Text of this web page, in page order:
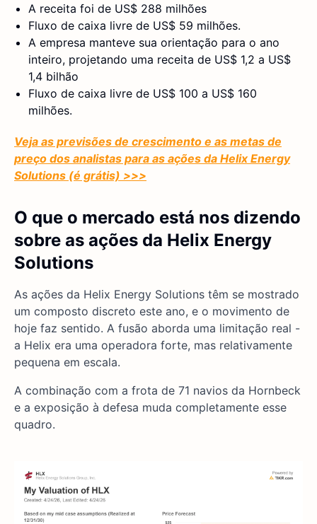
A receita foi de US$ 288 milhões
Fluxo de caixa livre de US$ 59 milhões.
A empresa manteve sua orientação para o ano
inteiro, projetando uma receita de US$ 1,2 a US$
1,4 bilhão
Fluxo de caixa livre de US$ 100 a US$ 160
milhões.
Veja as previsões de crescimento e as metas de
preço dos analistas para as ações da Helix Energy
Solutions (é grátis) >>>
O que o mercado está nos dizendo
sobre as ações da Helix Energy
Solutions
As ações da Helix Energy Solutions têm se mostrado
um composto discreto este ano, e o movimento de
hoje faz sentido. A fusão aborda uma limitação real -
a Helix era uma operadora forte, mas relativamente
pequena em escala.
A combinação com a frota de 71 navios da Hornbeck
e a exposição à defesa muda completamente esse
quadro.